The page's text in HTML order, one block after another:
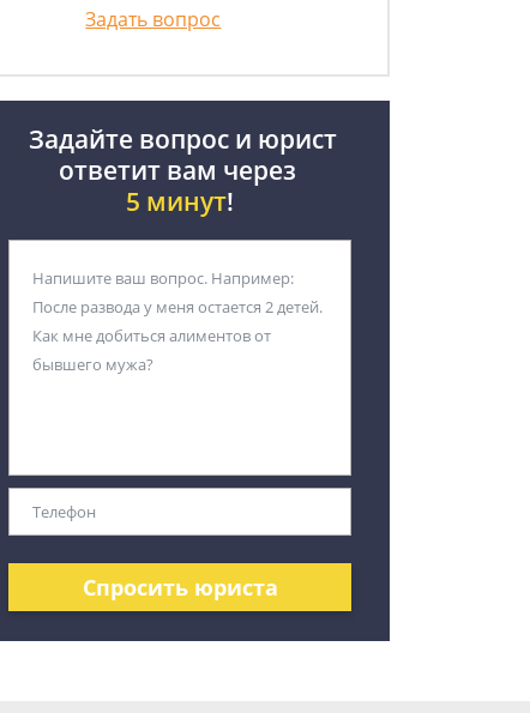
Задать вопрос
Задайте вопрос и юрист
ответит вам через
5 минут!
Спросить юриста